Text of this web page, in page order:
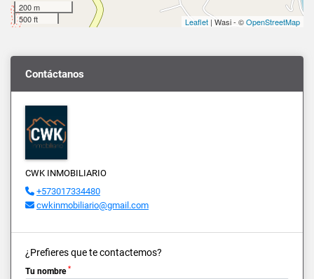
200 m
500 ft
Leaflet | Wasi - ©OpenStreetMap
Contáctanos
CWK INMOBILIARIO
+573017334480
cwkinmobiliario@gmail.com
¿Prefieres que te contactemos?
Tu nombre *